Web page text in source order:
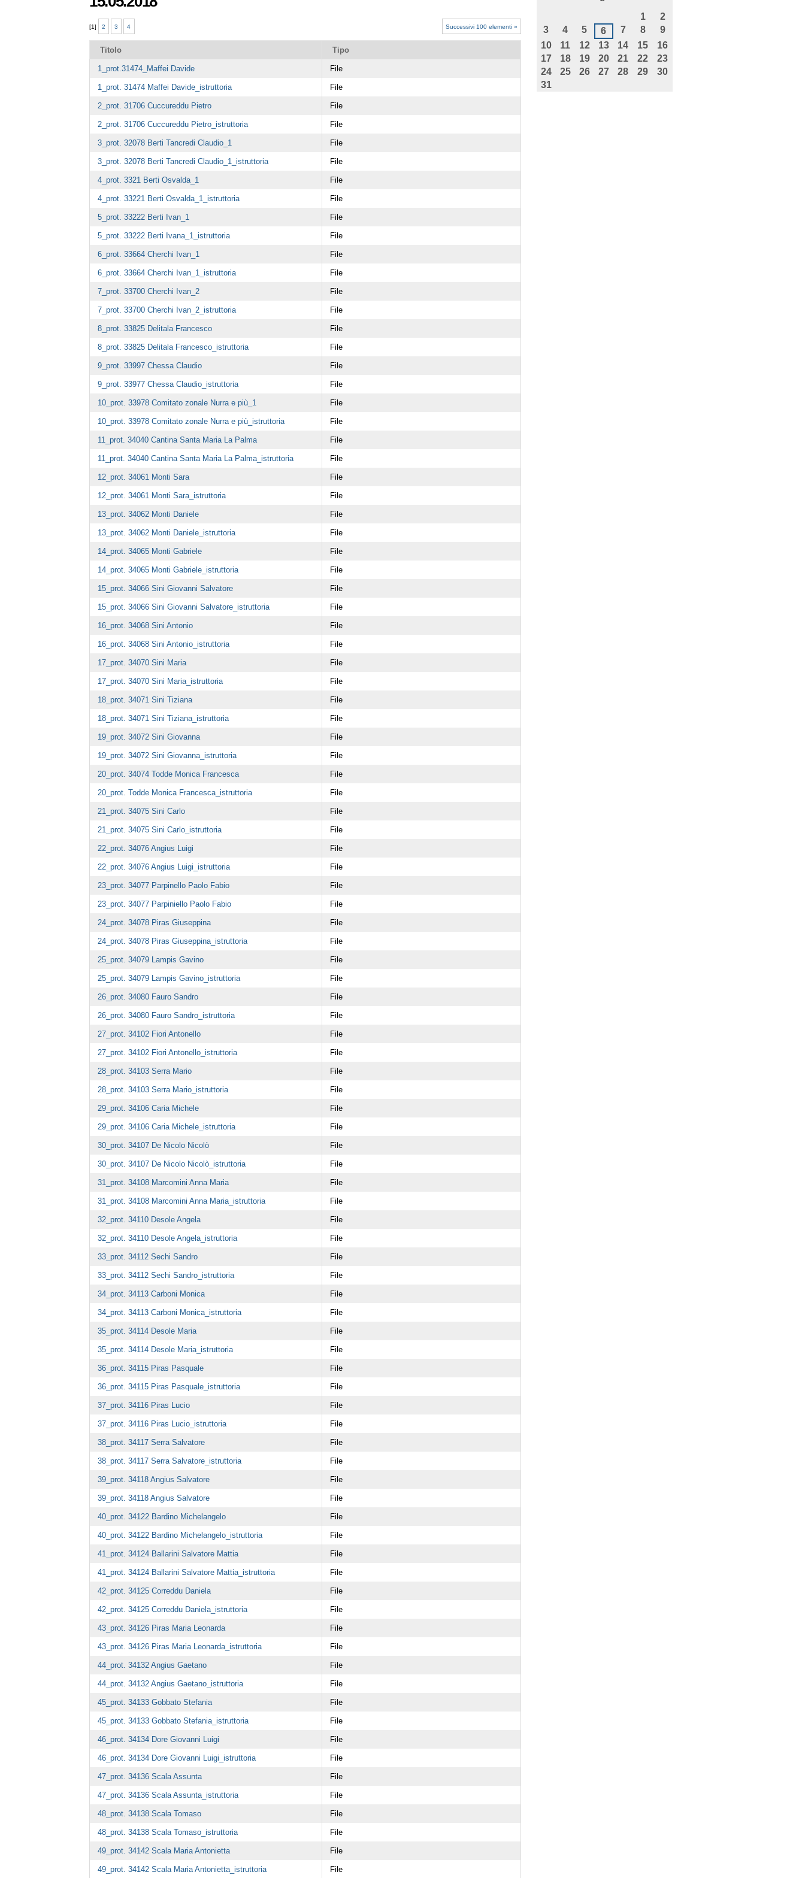
Successivi 100 elementi »
[1] 2 3 4
Titolo Tipo
1_prot.31474_Maffei Davide File
1_prot. 31474 Maffei Davide_istruttoria File
2_prot. 31706 Cuccureddu Pietro File
2_prot. 31706 Cuccureddu Pietro_istruttoria File
3_prot. 32078 Berti Tancredi Claudio_1 File
3_prot. 32078 Berti Tancredi Claudio_1_istruttoria File
4_prot. 3321 Berti Osvalda_1 File
4_prot. 33221 Berti Osvalda_1_istruttoria File
5_prot. 33222 Berti Ivan_1 File
5_prot. 33222 Berti Ivana_1_istruttoria File
6_prot. 33664 Cherchi Ivan_1 File
6_prot. 33664 Cherchi Ivan_1_istruttoria File
7_prot. 33700 Cherchi Ivan_2 File
7_prot. 33700 Cherchi Ivan_2_istruttoria File
8_prot. 33825 Delitala Francesco File
8_prot. 33825 Delitala Francesco_istruttoria File
9_prot. 33997 Chessa Claudio File
9_prot. 33977 Chessa Claudio_istruttoria File
10_prot. 33978 Comitato zonale Nurra e più_1 File
10_prot. 33978 Comitato zonale Nurra e più_istruttoria File
11_prot. 34040 Cantina Santa Maria La Palma File
11_prot. 34040 Cantina Santa Maria La Palma_istruttoria File
12_prot. 34061 Monti Sara File
12_prot. 34061 Monti Sara_istruttoria File
13_prot. 34062 Monti Daniele File
13_prot. 34062 Monti Daniele_istruttoria File
14_prot. 34065 Monti Gabriele File
14_prot. 34065 Monti Gabriele_istruttoria File
15_prot. 34066 Sini Giovanni Salvatore File
15_prot. 34066 Sini Giovanni Salvatore_istruttoria File
16_prot. 34068 Sini Antonio File
16_prot. 34068 Sini Antonio_istruttoria File
17_prot. 34070 Sini Maria File
17_prot. 34070 Sini Maria_istruttoria File
18_prot. 34071 Sini Tiziana File
18_prot. 34071 Sini Tiziana_istruttoria File
19_prot. 34072 Sini Giovanna File
19_prot. 34072 Sini Giovanna_istruttoria File
20_prot. 34074 Todde Monica Francesca File
20_prot. Todde Monica Francesca_istruttoria File
21_prot. 34075 Sini Carlo File
21_prot. 34075 Sini Carlo_istruttoria File
22_prot. 34076 Angius Luigi File
22_prot. 34076 Angius Luigi_istruttoria File
23_prot. 34077 Parpinello Paolo Fabio File
23_prot. 34077 Parpiniello Paolo Fabio File
24_prot. 34078 Piras Giuseppina File
24_prot. 34078 Piras Giuseppina_istruttoria File
25_prot. 34079 Lampis Gavino File
25_prot. 34079 Lampis Gavino_istruttoria File
26_prot. 34080 Fauro Sandro File
26_prot. 34080 Fauro Sandro_istruttoria File
27_prot. 34102 Fiori Antonello File
27_prot. 34102 Fiori Antonello_istruttoria File
28_prot. 34103 Serra Mario File
28_prot. 34103 Serra Mario_istruttoria File
29_prot. 34106 Caria Michele File
29_prot. 34106 Caria Michele_istruttoria File
30_prot. 34107 De Nicolo Nicolò File
30_prot. 34107 De Nicolo Nicolò_istruttoria File
31_prot. 34108 Marcomini Anna Maria File
31_prot. 34108 Marcomini Anna Maria_istruttoria File
32_prot. 34110 Desole Angela File
32_prot. 34110 Desole Angela_istruttoria File
33_prot. 34112 Sechi Sandro File
33_prot. 34112 Sechi Sandro_istruttoria File
34_prot. 34113 Carboni Monica File
34_prot. 34113 Carboni Monica_istruttoria File
35_prot. 34114 Desole Maria File
35_prot. 34114 Desole Maria_istruttoria File
36_prot. 34115 Piras Pasquale File
36_prot. 34115 Piras Pasquale_istruttoria File
37_prot. 34116 Piras Lucio File
37_prot. 34116 Piras Lucio_istruttoria File
38_prot. 34117 Serra Salvatore File
38_prot. 34117 Serra Salvatore_istruttoria File
39_prot. 34118 Angius Salvatore File
39_prot. 34118 Angius Salvatore File
40_prot. 34122 Bardino Michelangelo File
40_prot. 34122 Bardino Michelangelo_istruttoria File
41_prot. 34124 Ballarini Salvatore Mattia File
41_prot. 34124 Ballarini Salvatore Mattia_istruttoria File
42_prot. 34125 Correddu Daniela File
42_prot. 34125 Correddu Daniela_istruttoria File
43_prot. 34126 Piras Maria Leonarda File
43_prot. 34126 Piras Maria Leonarda_istruttoria File
44_prot. 34132 Angius Gaetano File
44_prot. 34132 Angius Gaetano_istruttoria File
45_prot. 34133 Gobbato Stefania File
45_prot. 34133 Gobbato Stefania_istruttoria File
46_prot. 34134 Dore Giovanni Luigi File
46_prot. 34134 Dore Giovanni Luigi_istruttoria File
47_prot. 34136 Scala Assunta File
47_prot. 34136 Scala Assunta_istruttoria File
48_prot. 34138 Scala Tomaso File
48_prot. 34138 Scala Tomaso_istruttoria File
49_prot. 34142 Scala Maria Antonietta File
49_prot. 34142 Scala Maria Antonietta_istruttoria File
1
2
3
4 5 6 7 8
9
10
11 12 13 14 15
16
17
18 19 20 21 22
23
24
25 26 27 28 29
30
31